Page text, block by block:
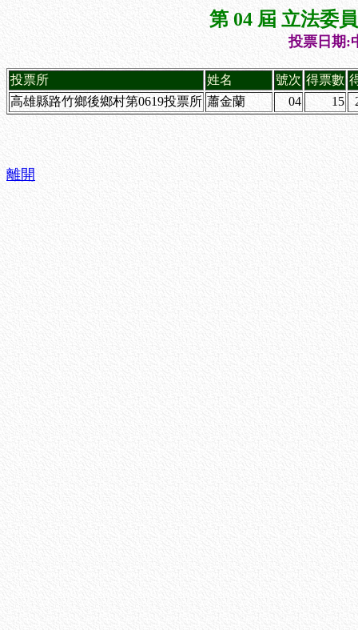
第 04 屆 立法委
投票日期:
投票所 姓名 號次 得票數
高雄縣路竹鄉後鄉村第0619投票所 蕭金蘭 04 15
離開